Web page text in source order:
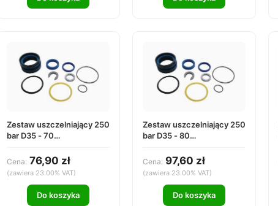
Zestaw uszczelniający 250
bar D35 - 70
Cena: 76,90 zł
(zawiera 23.00% VAT)
Do koszyka
Zestaw uszczelniający 250
bar D35 - 80
Cena: 97,60 zł
(zawiera 23.00% VAT)
Do koszyka